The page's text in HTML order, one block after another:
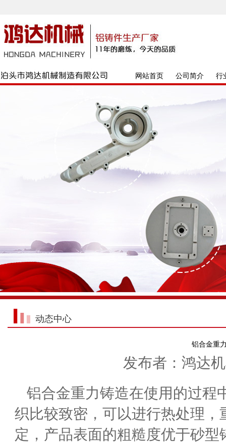
网站首页 公司简介 行
动态中心
铝合金重
发布者：鸿达
铝合金重力铸造在使用的过程
织比较致密，可以进行热处理
定，产品表面的粗糙度优于砂